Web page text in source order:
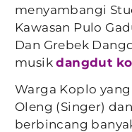
menyambangi
Kawasan Pulo
Dan Grebek
musikdangdut
Warga Koplo
Oleng (Singer)
berbincang